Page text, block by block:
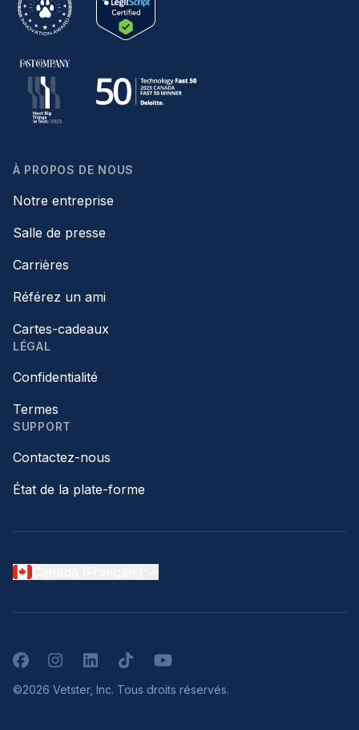
À PROPOS DE NOUS
Notre entreprise
Salle de presse
Carrières
Référez un ami
Cartes-cadeaux
LÉGAL
Confidentialité
Termes
SUPPORT
Contactez-nous
État de la plate-forme
FacebookInstagramLinkedInTikTokYouTube
©2026 Vetster, Inc. Tous droits réservés.